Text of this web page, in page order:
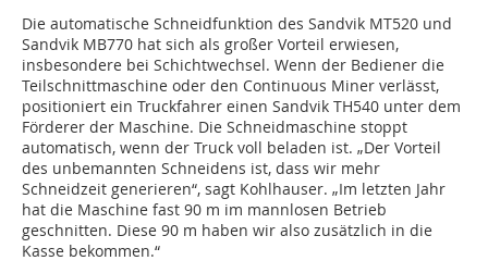
Die automatische Schneidfunktion des Sandvik MT520 und
Sandvik MB770 hat sich als großer Vorteil erwiesen,
insbesondere bei Schichtwechsel. Wenn der Bediener die
Teilschnittmaschine oder den Continuous Miner verlässt,
positioniert ein Truckfahrer einen Sandvik TH540 unter dem
Förderer der Maschine. Die Schneidmaschine stoppt
automatisch, wenn der Truck voll beladen ist. „Der Vorteil
des unbemannten Schneidens ist, dass wir mehr
Schneidzeit generieren“, sagt Kohlhauser. „Im letzten Jahr
hat die Maschine fast 90 m im mannlosen Betrieb
geschnitten. Diese 90 m haben wir also zusätzlich in die
Kasse bekommen.“